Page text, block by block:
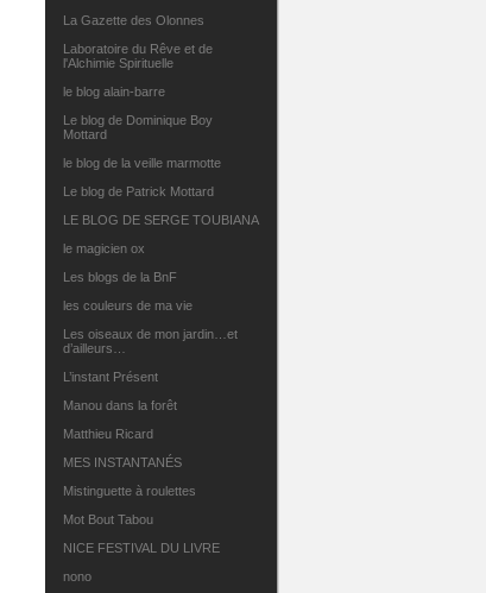
La Gazette des Olonnes
Laboratoire du Rêve et de
l'Alchimie Spirituelle
le blog alain-barre
Le blog de Dominique Boy
Mottard
le blog de la veille marmotte
Le blog de Patrick Mottard
LE BLOG DE SERGE TOUBIANA
le magicien ox
Les blogs de la BnF
les couleurs de ma vie
Les oiseaux de mon jardin…et
d’ailleurs…
L’instant Présent
Manou dans la forêt
Matthieu Ricard
MES INSTANTANÉS
Mistinguette à roulettes
Mot Bout Tabou
NICE FESTIVAL DU LIVRE
nono